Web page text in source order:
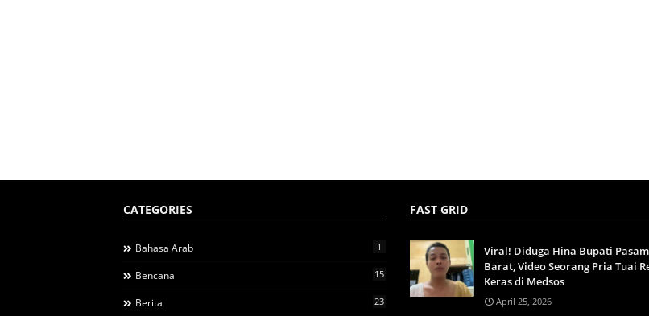
CATEGORIES
Bahasa Arab 1
Bencana 15
Berita 23
FAST GRID
Viral! Diduga Hina Bupati
Barat, Video Seorang Pria Tuai
Keras di Medsos
April 25, 2026